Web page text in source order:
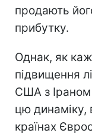
продають
прибутку.
Однак, як
підвищення
США з Іраном
цю динаміку,
країнах